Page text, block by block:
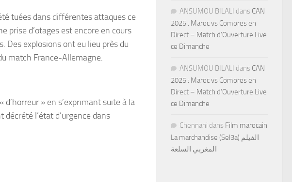
tuées dans différentes attaques ce
prise d’otages est encore en cours
Des explosions ont eu lieu près du
match France-Allemagne.
» en s’exprimant suite à la
l’état d’urgence dans
ANSUMOU BILALI dans CAN
2025 : Maroc vs Comores en
Direct – Match d’Ouverture Live
ce Dimanche
ANSUMOU BILALI dans CAN
2025 : Maroc vs Comores en
Direct – Match d’Ouverture Live
ce Dimanche
Chennani dans Film marocain
La marchandise (Sel3a) الفيلم
المغربي السلعة